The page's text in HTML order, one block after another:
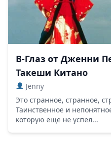
В-Глаз от Дженни
Такеши Китано
Jenny
Это странное, странное,
Таинственное и
которую еще не успел...